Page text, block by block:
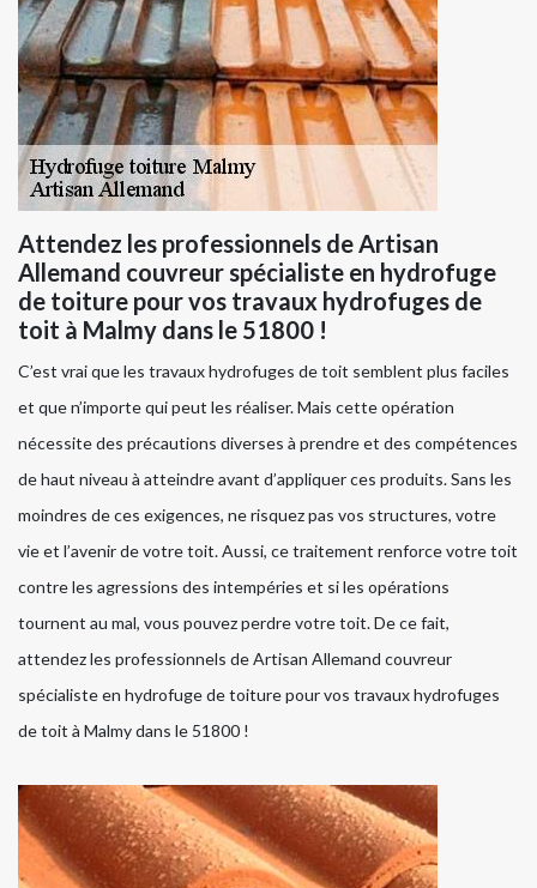
Attendez les professionnels de Artisan
Allemand couvreur spécialiste en hydrofuge
de toiture pour vos travaux hydrofuges de
toit à Malmy dans le 51800 !
C’est vrai que les travaux hydrofuges de toit semblent plus faciles
et que n’importe qui peut les réaliser. Mais cette opération
nécessite des précautions diverses à prendre et des compétences
de haut niveau à atteindre avant d’appliquer ces produits. Sans les
moindres de ces exigences, ne risquez pas vos structures, votre
vie et l’avenir de votre toit. Aussi, ce traitement renforce votre toit
contre les agressions des intempéries et si les opérations
tournent au mal, vous pouvez perdre votre toit. De ce fait,
attendez les professionnels de Artisan Allemand couvreur
spécialiste en hydrofuge de toiture pour vos travaux hydrofuges
de toit à Malmy dans le 51800 !